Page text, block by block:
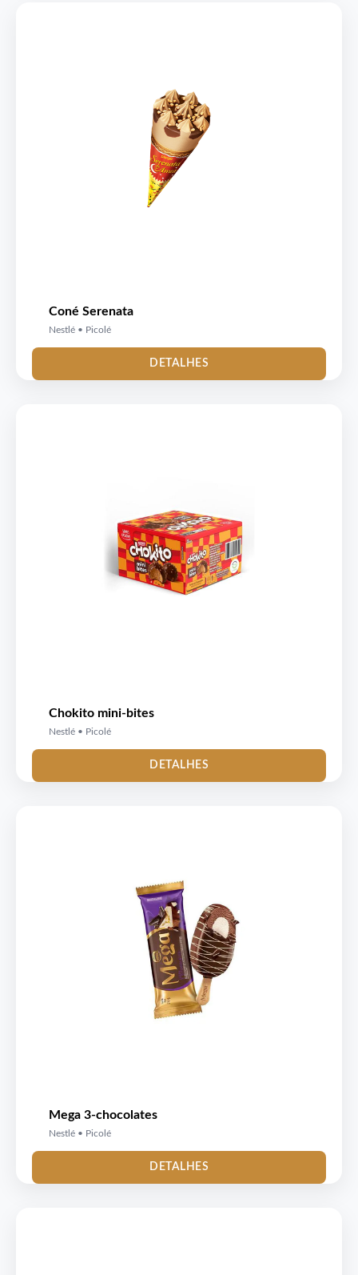
Coné Serenata
Nestlé • Picolé
DETALHES
Chokito mini-bites
Nestlé • Picolé
DETALHES
Mega 3-chocolates
Nestlé • Picolé
DETALHES